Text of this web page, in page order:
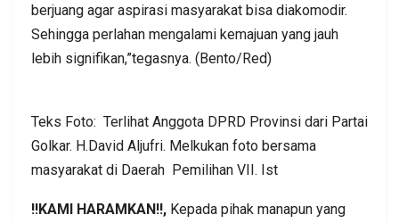
berjuang agar aspirasi masyarakat bisa diakomodir.
Sehingga perlahan mengalami kemajuan yang jauh
lebih signifikan,”tegasnya. (Bento/Red)
Teks Foto: Terlihat Anggota DPRD Provinsi dari Partai
Golkar. H.David Aljufri. Melkukan foto bersama
masyarakat di Daerah Pemilihan VII. Ist
!!KAMI HARAMKAN!!, Kepada pihak manapun yang